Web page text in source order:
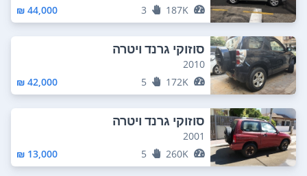
187K
3
44,000 ₪
סוזוקי גרנד ויטרה
2010
172K
5
42,000 ₪
סוזוקי גרנד ויטרה
2001
260K
5
13,000 ₪